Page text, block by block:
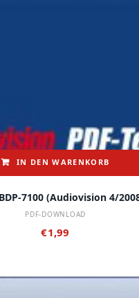
IN DEN WARENKORB
7100 (audiovision 4/
PDF-DOWNLOAD
€1,99